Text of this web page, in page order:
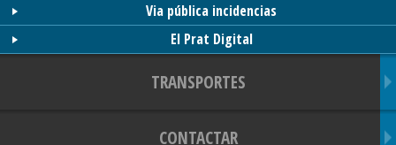
Via pública incidencias
El Prat Digital
TRANSPORTES
CONTACTAR